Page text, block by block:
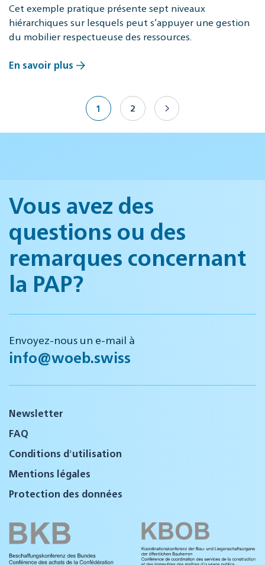
Cet exemple pratique présente sept niveaux
hiérarchiques sur lesquels peut s’appuyer une gestion
du mobilier respectueuse des ressources.
En savoir plus
1 2
Vous avez des
questions ou des
remarques concernant
la PAP?
Envoyez-nous un e-mail à
info@woeb.swiss
Newsletter
FAQ
Conditions d'utilisation
Mentions légales
Protection des données